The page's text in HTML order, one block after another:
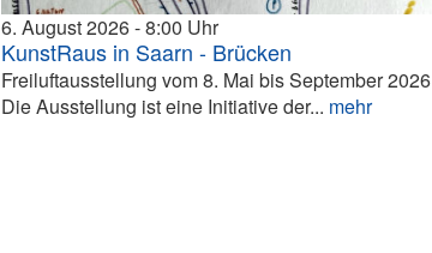
6. August 2026 8:00
KunstRaus in Saarn - Brücken
Freiluftausstellung vom 8. Mai bis September 2026
Die Ausstellung ist eine Initiative der... mehr